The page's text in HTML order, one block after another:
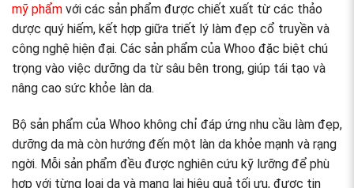
mỹ phẩm với các sản phẩm được chiết xuất từ các thảo
dược quý hiếm, kết hợp giữa triết lý làm đẹp cổ truyền và
công nghệ hiện đại. Các sản phẩm của Whoo đặc biệt chú
trọng vào việc dưỡng da từ sâu bên trong, giúp tái tạo và
nâng cao sức khỏe làn da.
Bộ sản phẩm của Whoo không chỉ đáp ứng nhu cầu làm đẹp,
dưỡng da mà còn hướng đến một làn da khỏe mạnh và rạng
ngời. Mỗi sản phẩm đều được nghiên cứu kỹ lưỡng để phù
hợp với từng loại da và mang lại hiệu quả tối ưu, được tin